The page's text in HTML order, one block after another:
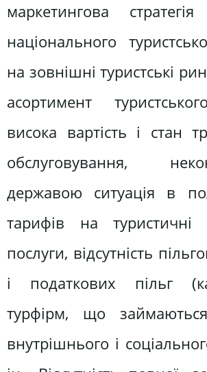
маркетингова
національного
на зовнішні туристські
асортимент
висока вартість і стан
обслуговування,
державою ситуація в
тарифів на туристичні
послуги, відсутність
і податкових пільг
турфірм, що
внутрішнього і